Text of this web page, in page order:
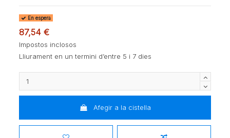
En espera
87,54 €
Impostos inclosos
Lliurament en un termini d’entre 5 i 7 dies
Afegir a la cistella